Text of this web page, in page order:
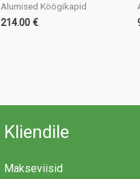
Alumised Köögikapid
214.00 €
Kliendile
Makseviisid